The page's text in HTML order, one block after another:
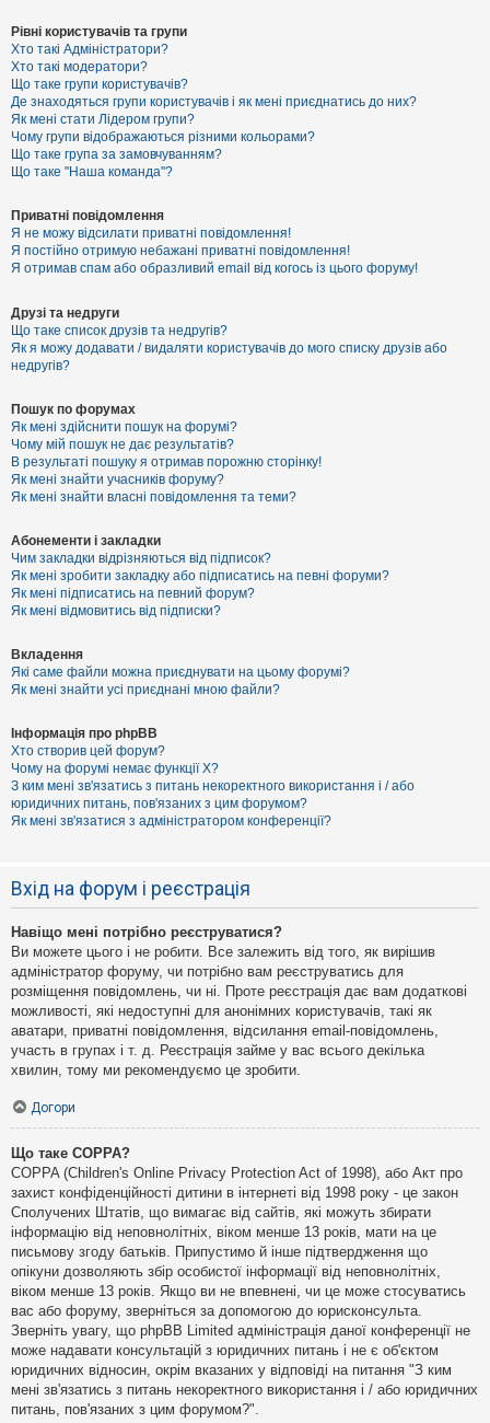
о
г
а
Рівні користувачів та групи
Хто такі Адміністратори?
Хто такі модератори?
Що таке групи користувачів?
Де знаходяться групи користувачів і як мені приєднатись до них?
Як мені стати Лідером групи?
Чому групи відображаються різними кольорами?
Що таке група за замовчуванням?
Що таке "Наша команда"?
Приватні повідомлення
Я не можу відсилати приватні повідомлення!
Я постійно отримую небажані приватні повідомлення!
Я отримав спам або образливий email від когось із цього форуму!
Друзі та недруги
Що таке список друзів та недругів?
Як я можу додавати / видаляти користувачів до мого списку друзів або
недругів?
Пошук по форумах
Як мені здійснити пошук на форумі?
Чому мій пошук не дає результатів?
В результаті пошуку я отримав порожню сторінку!
Як мені знайти учасників форуму?
Як мені знайти власні повідомлення та теми?
Абонементи і закладки
Чим закладки відрізняються від підписок?
Як мені зробити закладку або підписатись на певні форуми?
Як мені підписатись на певний форум?
Як мені відмовитись від підписки?
Вкладення
Які саме файли можна приєднувати на цьому форумі?
Як мені знайти усі приєднані мною файли?
Інформація про phpBB
Хто створив цей форум?
Чому на форумі немає функції X?
З ким мені зв'язатись з питань некоректного використання і / або
юридичних питань, пов'язаних з цим форумом?
Як мені зв'язатися з адміністратором конференції?
Вхід на форум і реєстрація
Навіщо мені потрібно реєструватися?
Ви можете цього і не робити. Все залежить від того, як вирішив
адміністратор форуму, чи потрібно вам реєструватись для
розміщення повідомлень, чи ні. Проте реєстрація дає вам додаткові
можливості, які недоступні для анонімних користувачів, такі як
аватари, приватні повідомлення, відсилання email-повідомлень,
участь в групах і т. д. Реєстрація займе у вас всього декілька
хвилин, тому ми рекомендуємо це зробити.
Догори
Що таке COPPA?
COPPA (Children's Online Privacy Protection Act of 1998), або Акт про
захист конфіденційності дитини в інтернеті від 1998 року - це закон
Сполучених Штатів, що вимагає від сайтів, які можуть збирати
інформацію від неповнолітніх, віком менше 13 років, мати на це
письмову згоду батьків. Припустимо й інше підтвердження що
опікуни дозволяють збір особистої інформації від неповнолітніх,
віком менше 13 років. Якщо ви не впевнені, чи це може стосуватись
вас або форуму, зверніться за допомогою до юрисконсульта.
Зверніть увагу, що phpBB Limited адміністрація даної конференції не
може надавати консультацій з юридичних питань і не є об'єктом
юридичних відносин, окрім вказаних у відповіді на питання "З ким
мені зв'язатись з питань некоректного використання і / або юридичних
питань, пов'язаних з цим форумом?".